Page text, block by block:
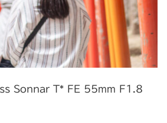
Sonnar T* FE 55mm F1.8